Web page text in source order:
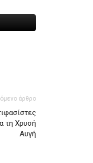
άρθρο
τη Χρυσή
Αυγή